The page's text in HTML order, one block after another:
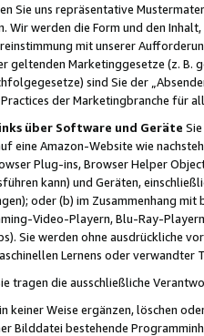
Sie uns repräsentative
Wir werden die Form und den
mit unserer
geltenden Marketinggesetze (z. B.
sind Sie der
der Marketingbranche für
über Software und Geräte
eine Amazon-Website wie
Plug-ins, Browser Helper
kann) und Geräten,
oder (b) im Zusammenhang
Video-Playern, Blu-Ray-
Sie werden ohne ausdrückliche
Lernens oder
tragen die ausschließliche
keiner Weise ergänzen, löschen
Bilddatei bestehende